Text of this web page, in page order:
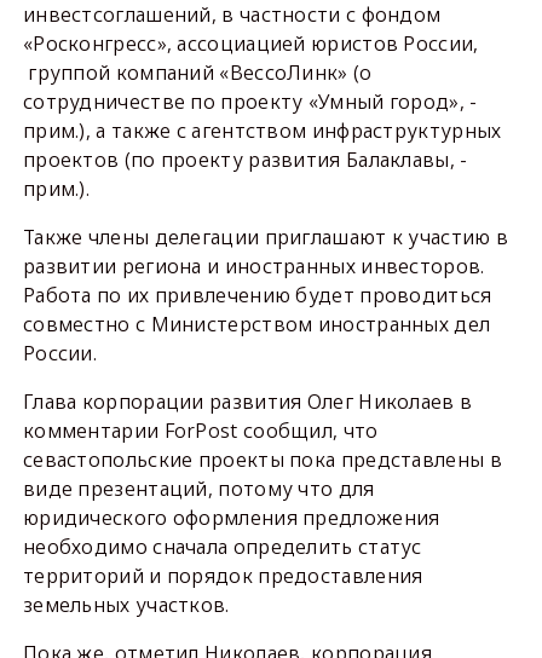
инвестсоглашений, в частности с фондом
«Росконгресс», ассоциацией юристов России,
группой компаний «ВессоЛинк» (о
сотрудничестве по проекту «Умный город», -
прим.), а также с агентством инфраструктурных
проектов (по проекту развития Балаклавы, -
прим.).
Также члены делегации приглашают к участию в
развитии региона и иностранных инвесторов.
Работа по их привлечению будет проводиться
совместно с Министерством иностранных дел
России.
Глава корпорации развития Олег Николаев в
комментарии ForPost сообщил, что
севастопольские проекты пока представлены в
виде презентаций, потому что для
юридического оформления предложения
необходимо сначала определить статус
территорий и порядок предоставления
земельных участков.